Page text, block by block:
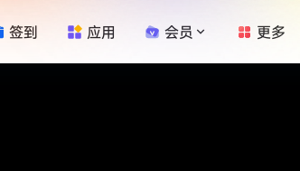
签到 应用 会员 更多